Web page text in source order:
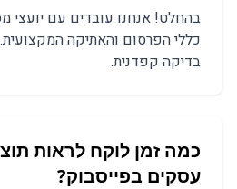
בהחלט! אנחנו עובדים עם יועצי
כללי הפרסום והאתיקה
בדיקה קפדנית.
כמה זמן לוקח לראות
עסקים בפייסבוק?